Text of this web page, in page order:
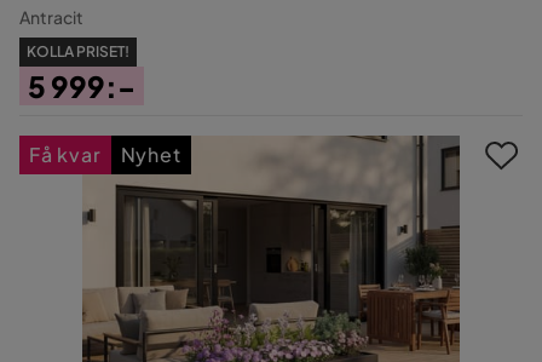
Antracit
KOLLA PRISET!
5 999:-
Få kvar Nyhet